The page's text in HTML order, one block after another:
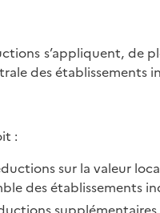
s’appliquent, de
des établissements
:
sur la valeur
des établissements